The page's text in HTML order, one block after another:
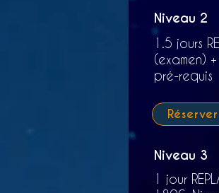
Niveau 2
1.5 jours
(examen)
pré-requis
Niveau 3
1 jour